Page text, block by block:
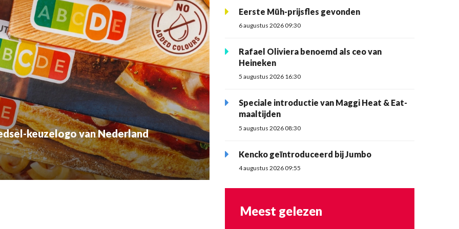
keuzelogo van Nederland
Eerste Müh-prijsfles gevonden
6 augustus 2026 09:30
Rafael Oliviera benoemd als ceo van
Heineken
5 augustus 2026 16:30
Speciale introductie van Maggi Heat & Eat-
maaltijden
5 augustus 2026 08:30
Kencko geïntroduceerd bij Jumbo
4 augustus 2026 09:55
Meest gelezen